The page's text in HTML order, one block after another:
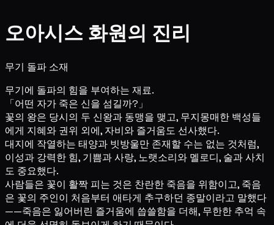
오아시스 화원의 진리
무기 돌파 소재
무기에 돌파의 힘을 부여하는 재료.
「어떤 자가 죽은 신을 섬길까?」
꽃의 왕은 당시의 두 신왕과 동맹을 맺고, 무지몽매한 백성들
에게 지혜와 권위 외에, 자비와 즐거움도 선사했다.
대지에 작열하는 태양과 빗방울만 존재할 수는 없는 것처럼,
이성과 강력한 힘, 기쁨과 사랑, 노랫소리와 멜로디, 술과 사치
도 중요했다.
사람들은 꽃이 활짝 피는 것은 찬란한 죽음을 위함이고, 죽음
은 꽃의 주인이 처음부터 애타게 추구하던 종말이라고 말했다
——죽음은 잃어버린 즐거움에 씁쓸함을 더해, 무한한 추억 속